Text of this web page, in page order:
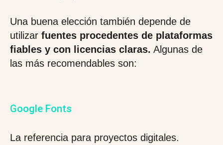
Una buena elección también depende de
utilizar fuentes procedentes de plataformas
fiables y con licencias claras. Algunas de
las más recomendables son:
Google Fonts
La referencia para proyectos digitales.